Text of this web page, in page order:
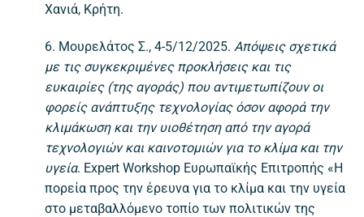
Χανιά, Κρήτη.
6. Μουρελάτος Σ., 4-5/12/2025. Απόψεις σχετικά
με τις συγκεκριμένες προκλήσεις και τις
ευκαιρίες (της αγοράς) που αντιμετωπίζουν οι
φορείς ανάπτυξης τεχνολογίας όσον αφορά την
κλιμάκωση και την υιοθέτηση από την αγορά
τεχνολογιών και καινοτομιών για το κλίμα και την
υγεία. Expert Workshop Ευρωπαϊκής Επιτροπής «Η
πορεία προς την έρευνα για το κλίμα και την υγεία
στο μεταβαλλόμενο τοπίο των πολιτικών της